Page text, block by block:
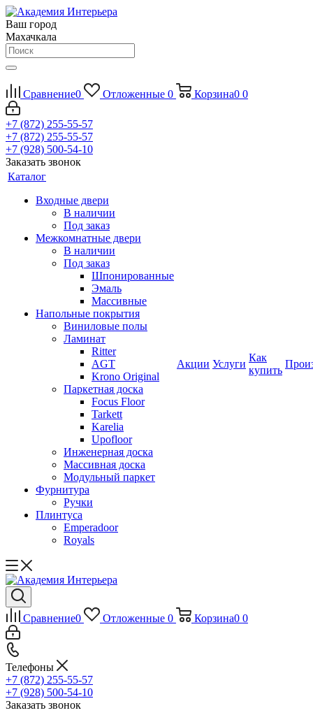
Ваш город
Махачкала
Сравнение0 Отложенные 0 Корзина0 0
+7 (872) 255-55-57
+7 (872) 255-55-57
+7 (928) 500-54-10
Заказать звонок
Каталог
Входные двери
В наличии
Под заказ
Межкомнатные двери
В наличии
Под заказ
Шпонированные
Эмаль
Массивные
Напольные покрытия
Виниловые полы
Ламинат
Ritter
AGT
Krono Original
Паркетная доска
Focus Floor
Tarkett
Karelia
Upofloor
Инженерная доска
Массивная доска
Модульный паркет
Фурнитура
Ручки
Плинтуса
Emperadoor
Royals
Акции Услуги
Как
купить
Сравнение0 Отложенные 0 Корзина0 0
Телефоны
+7 (872) 255-55-57
+7 (928) 500-54-10
Заказать звонок